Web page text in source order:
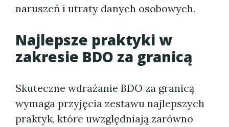
naruszeń i utraty danych osobowych.
Najlepsze praktyki w
zakresie BDO za granicą
Skuteczne wdrażanie BDO za granicą
wymaga przyjęcia zestawu najlepszych
praktyk, które uwzględniają zarówno